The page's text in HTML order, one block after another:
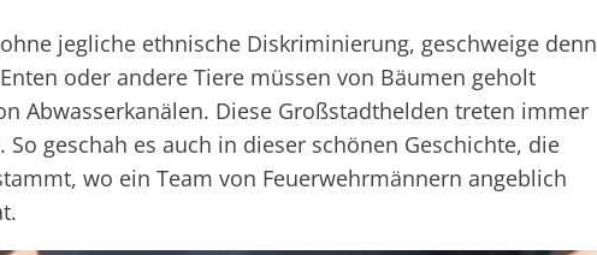
jegliche ethnische Diskriminierung, geschweige denn
oder andere Tiere müssen von Bäumen geholt
Abwasserkanälen. Diese Großstadthelden treten immer
geschah es auch in dieser schönen Geschichte, die
wo ein Team von Feuerwehrmännern angeblich